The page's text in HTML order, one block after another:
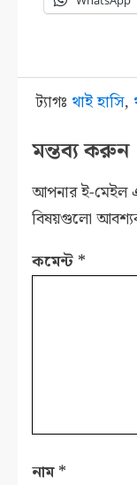
ট্যাগঃ থাই হাসি,
মন্তব্য করুন
আপনার ই-মেইল
বিষয়গুলো
কমেন্ট *
নাম*